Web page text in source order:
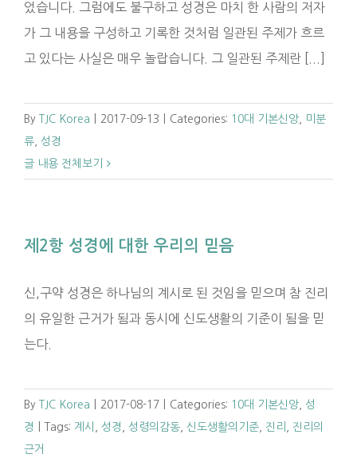
었습니다. 그럼에도 불구하고 성경은 마치 한 사람의 저자
가 그 내용을 구성하고 기록한 것처럼 일관된 주제가 흐르
고 있다는 사실은 매우 놀랍습니다. 그 일관된 주제란 [...]
By TJC Korea 2017-09-13 Categories: 10대 기본신앙
미분
류 성경
글 내용 전체보기
제2항 성경에 대한 우리의 믿음
신,구약 성경은 하나님의 계시로 된 것임을 믿으며 참 진리
의 유일한 근거가 됨과 동시에 신도생활의 기준이 됨을 믿
는다.
By TJC Korea 2017-08-17 Categories: 10대 기본신앙 성
경
Tags: 계시 성경 성령의감동 신도생활의기준 진리
진리의
근거